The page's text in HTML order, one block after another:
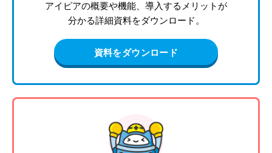
アイピアの概要や機能、導入するメリットが
分かる詳細資料をダウンロード。
資料をダウンロード